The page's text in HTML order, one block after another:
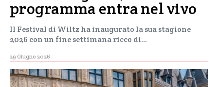
programma entra nel vivo
Il Festival di Wiltz ha inaugurato la sua stagione
2026 con un fine settimana ricco di…
29 Giugno 2026